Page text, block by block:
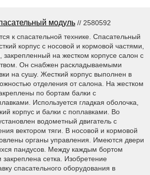
модуль // 2580592
к спасательной технике. Спасательный
корпус с носовой и кормовой частями,
закрепленный на жестком корпусе салон с
Он снабжен раскладываемыми
на сушу. Жесткий корпус выполнен в
отделения от салона. На жестком
по бортам балки с
Используется гладкая оболочка,
корпус и балки с поплавками. Во
водометный двигатель с
вектором тяги. В носовой и кормовой
органы управления. Имеются двери
пандусов. Между каждым бортом
закреплена сетка. Изобретение
спасательного оборудования в